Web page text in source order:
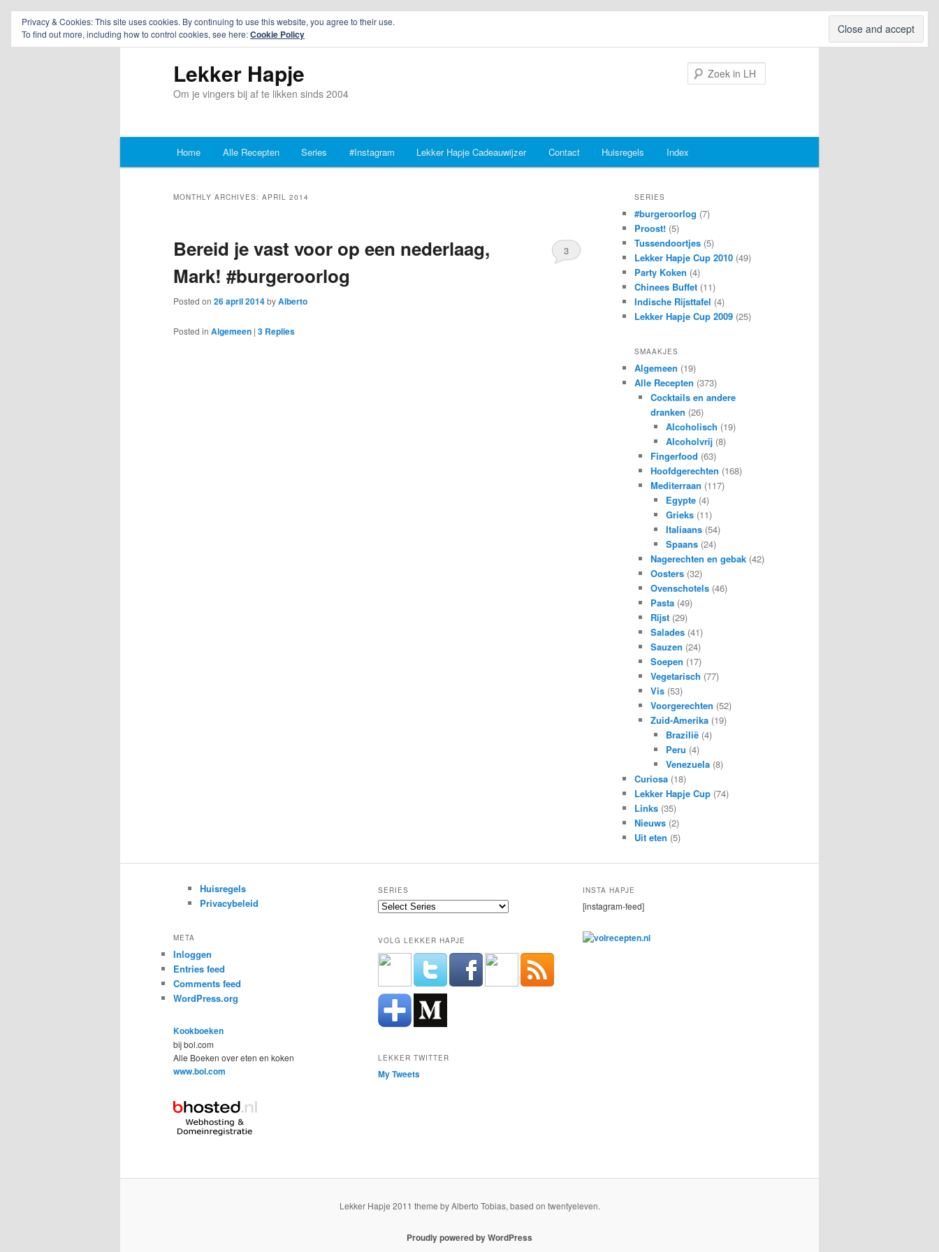
Lekker Hapje
Om je vingers bij af te likken sinds 2004
Skip
content
Skip
content
Home Alle Recepten Series #Instagram Lekker Hapje Cadeauwijzer Contact Huisregels Index
MONTHLY ARCHIVES: APRIL 2014
Bereid je vast voor op een nederlaag,
Mark! #burgeroorlog
Posted on 26 april 2014byAlberto
3
Posted in Algemeen | 3 Replies
SERIES
#burgeroorlog (7)
Proost! (5)
Tussendoortjes (5)
Lekker Hapje Cup 2010 (49)
Party Koken (4)
Chinees Buffet (11)
Indische Rijsttafel (4)
Lekker Hapje Cup 2009 (25)
SMAAKJES
Algemeen (19)
Alle Recepten (373)
Cocktails en andere
dranken (26)
Alcoholisch (19)
Alcoholvrij (8)
Fingerfood (63)
Hoofdgerechten (168)
Mediterraan (117)
Egypte (4)
Grieks (11)
Italiaans (54)
Spaans (24)
Nagerechten en gebak(42)
Oosters(32)
Ovenschotels(46)
Pasta(49)
Rijst(29)
Salades(41)
Sauzen (24)
Soepen (17)
Vegetarisch (77)
Vis(53)
Voorgerechten (52)
Zuid-Amerika(19)
Brazilië (4)
Peru (4)
Venezuela (8)
Curiosa (18)
Lekker Hapje Cup (74)
Links (35)
Nieuws (2)
Uit eten (5)
Huisregels
Privacybeleid
META
Inloggen
Entries feed
Comments feed
WordPress.org
Kookboeken
bij bol.com
Alle Boeken over eten en koken
www.bol.com
SERIES
VOLG LEKKER HAPJE
LEKKER TWITTER
My Tweets
INSTA HAPJE
[instagram-feed]
Lekker Hapje 2011 theme by Alberto Tobias, based on twentyeleven.
Proudly powered by WordPress
Privacy & Cookies: This site uses cookies. By continuing to use this website, you agree to their use.
To find out more, including how to control cookies, see here:Cookie Policy